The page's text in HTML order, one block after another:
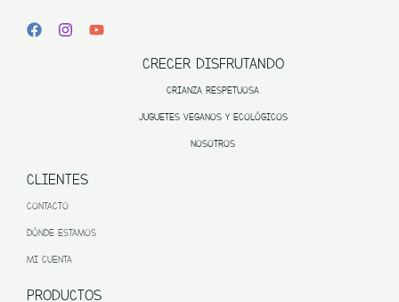
CRECER DISFRUTANDO
CRIANZA RESPETUOSA
JUGUETES VEGANOS Y ECOLÓGICOS
NOSOTROS
CLIENTES
CONTACTO
DÓNDE ESTAMOS
MI CUENTA
PRODUCTOS